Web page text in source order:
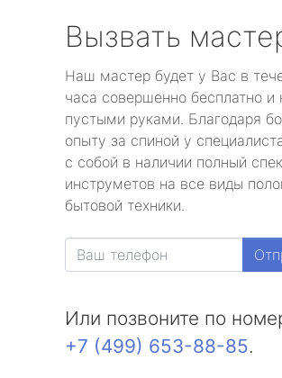
Вызвать
Наш мастер будет у Вас в
часа совершенно бесплатно и
пустыми руками. Благодаря
опыту за спиной у
с собой в наличии полный
инструметов на все виды
бытовой техники.
Или позвоните по
+7 (499) 653-88-85.